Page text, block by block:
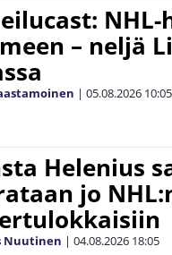
– neljä
| 05.08.2026 10:05
Helenius
jo
Nuutinen | 04.08.2026 18:05